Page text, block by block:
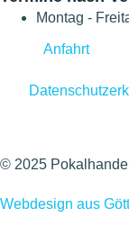
Montag -
Anfahrt
© 2025
Webdesign aus